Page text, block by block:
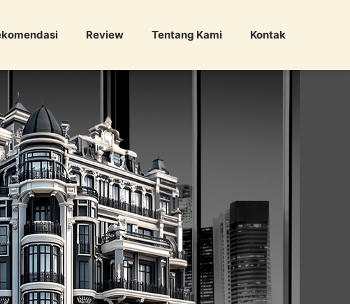
Review Tentang Kami Kontak